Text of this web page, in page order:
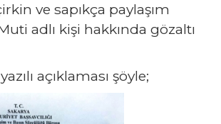
ve sapıkça paylaşım
adlı kişi hakkında gözaltı
açıklaması şöyle;